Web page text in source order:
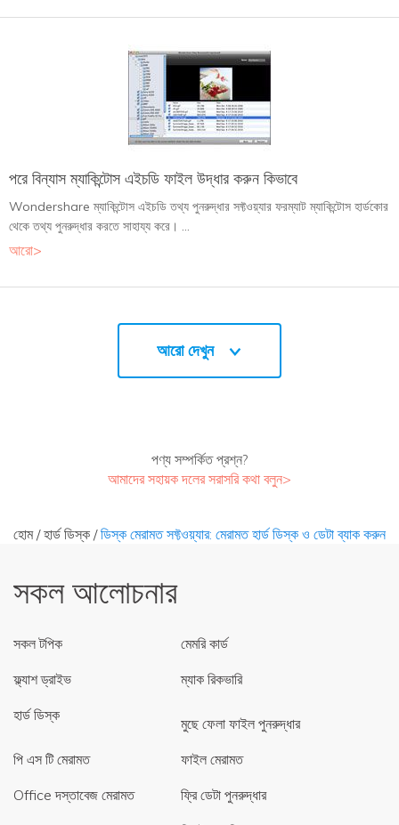
পরে বিন্যাস ম্যাকিন্টোস এইচডি ফাইল উদ্ধার করুন কিভাবে
Wondershare ম্যাকিন্টোস এইচডি তথ্য পুনরুদ্ধার সফ্টওয়্যার ফরম্যাট ম্যাকিন্টোস হার্ডকোর
থেকে তথ্য পুনরুদ্ধার করতে সাহায্য করে। ...
আরো>
আরো দেখুন
পণ্য সম্পর্কিত প্রশ্ন?
আমাদের সহায়ক দলের সরাসরি কথা বলুন>
হোম/হার্ড ডিস্ক /ডিস্ক মেরামত সফ্টওয়্যার: মেরামত হার্ড ডিস্ক ও ডেটা ব্যাক করুন
সকল আলোচনার
সকল টপিক
মেমরি কার্ড
ফ্ল্যাশ ড্রাইভ
ম্যাক রিকভারি
হার্ড ডিস্ক
মুছে ফেলা ফাইল পুনরুদ্ধার
পি এস টি মেরামত
ফাইল মেরামত
Office দস্তাবেজ মেরামত
ফ্রি ডেটা পুনরুদ্ধার